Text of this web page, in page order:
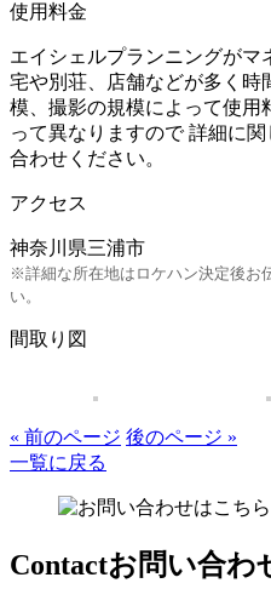
使用料金
エイシェルプランニングがマ
宅や別荘、店舗などが多く時
模、撮影の規模によって使用
って異なりますので 詳細に
合わせください。
アクセス
神奈川県三浦市
※詳細な所在地はロケハン決定後お
い。
間取り図
« 前のページ 後のページ »
一覧に戻る
Contactお問い合わ